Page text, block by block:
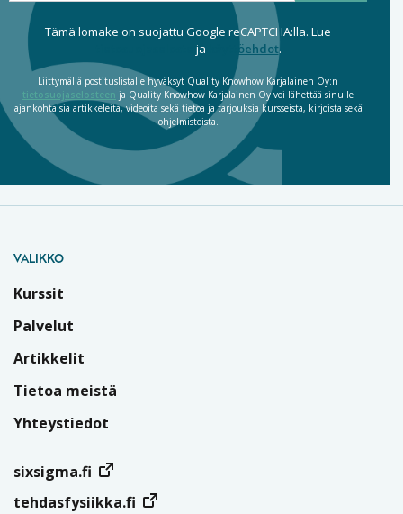
Tämä lomake on suojattu Google reCAPTCHA:lla. Lue
ja käyttöehdot.
Liittymällä postituslistalle hyväksyt Quality Knowhow Karjalainen Oy:n
tietosuojaselosteen ja Quality Knowhow Karjalainen Oy voi lähettää sinulle
ajankohtaisia artikkeleita, videoita sekä tietoa ja tarjouksia kursseista, kirjoista sekä
ohjelmistoista.
VALIKKO
Kurssit
Palvelut
Artikkelit
Tietoa meistä
Yhteystiedot
sixsigma.fi
tehdasfysiikka.fi